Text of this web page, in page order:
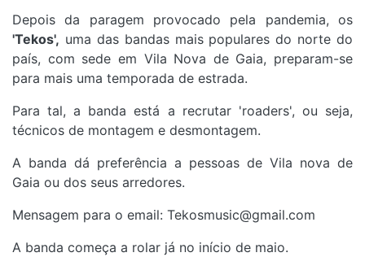
Depois da paragem provocado pela pandemia, os
'Tekos', uma das bandas mais populares do norte do
país, com sede em Vila Nova de Gaia, preparam-se
para mais uma temporada de estrada.
Para tal, a banda está a recrutar 'roaders', ou seja,
técnicos de montagem e desmontagem.
A banda dá preferência a pessoas de Vila nova de
Gaia ou dos seus arredores.
Mensagem para o email: Tekosmusic@gmail.com
A banda começa a rolar já no início de maio.